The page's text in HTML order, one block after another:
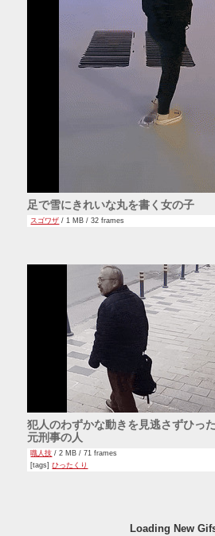
足で雪にきれいな丸を書く女の子
スゴワザ / 1 MB / 32 frames
犯人のわずかな動きを見逃さずひっ
元刑事の人
職人技 / 2 MB / 71 frames
[tags]ひったくり
Loading New